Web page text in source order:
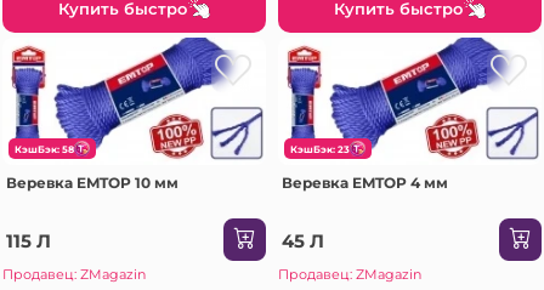
Купить быстро Купить быстро
КэшБэк: 58
Веревка EMTOP 10 мм
115 Л
Продавец: ZMagazin
КэшБэк: 23
Веревка EMTOP 4 мм
45 Л
Продавец: ZMagazin